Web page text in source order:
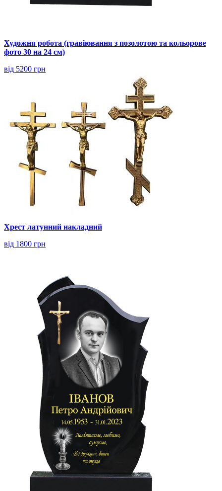
Художня робота (гравіювання з позолотою та кольорове
фото 30 на 24 см)
від 5200 грн
Хрест латунний накладний
від 1800 грн